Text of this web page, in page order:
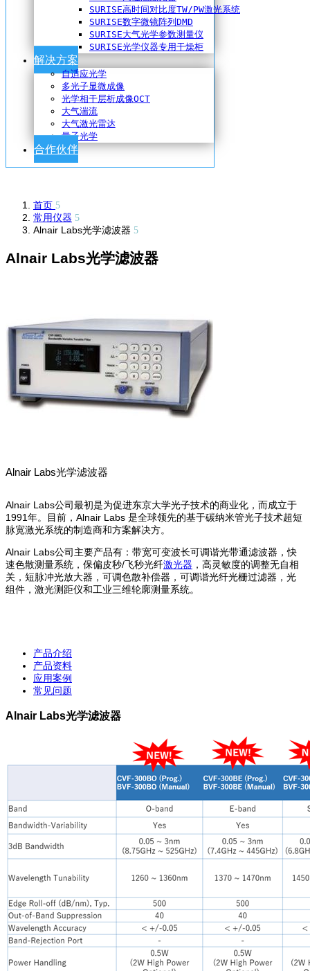
SURISE高时间对比度TW/PW激光系统
SURISE数字微镜阵列DMD
SURISE大气光学参数测量仪
SURISE光学仪器专用干燥柜
解决方案
自适应光学
多光子显微成像
光学相干层析成像OCT
大气湍流
大气激光雷达
量子光学
合作伙伴
首页
常用仪器
Alnair Labs光学滤波器
Alnair Labs光学滤波器
Alnair Labs光学滤波器
Alnair Labs公司最初是为促进东京大学光子技术的商业化，而成立于
1991年。目前，Alnair Labs 是全球领先的基于碳纳米管光子技术超短
脉宽激光系统的制造商和方案解决方。
Alnair Labs公司主要产品有：带宽可变波长可调谐光带通滤波器，快
速色散测量系统，保偏皮秒/飞秒光纤激光器 ，高灵敏度的调整无自相
关，短脉冲光放大器，可调色散补偿器，可调谐光纤光栅过滤器，光
组件，激光测距仪和工业三维轮廓测量系统。
产品介绍
产品资料
应用案例
常见问题
Alnair Labs光学滤波器